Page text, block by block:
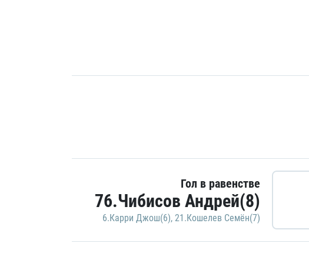
Гол в равенстве
76.Чибисов Андрей(8)
6.Карри Джош(6), 21.Кошелев Семён(7)